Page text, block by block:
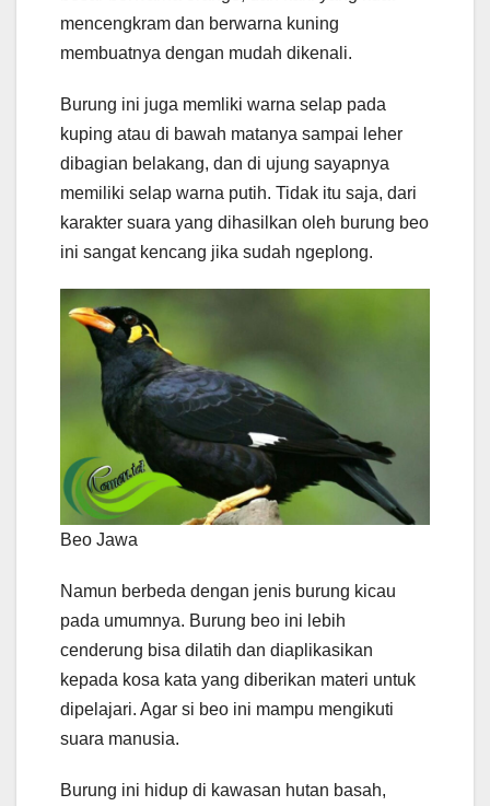
mencengkram dan berwarna kuning
membuatnya dengan mudah dikenali.
Burung ini juga memliki warna selap pada
kuping atau di bawah matanya sampai leher
dibagian belakang, dan di ujung sayapnya
memiliki selap warna putih. Tidak itu saja, dari
karakter suara yang dihasilkan oleh burung beo
ini sangat kencang jika sudah ngeplong.
Beo Jawa
Namun berbeda dengan jenis burung kicau
pada umumnya. Burung beo ini lebih
cenderung bisa dilatih dan diaplikasikan
kepada kosa kata yang diberikan materi untuk
dipelajari. Agar si beo ini mampu mengikuti
suara manusia.
Burung ini hidup di kawasan hutan basah,